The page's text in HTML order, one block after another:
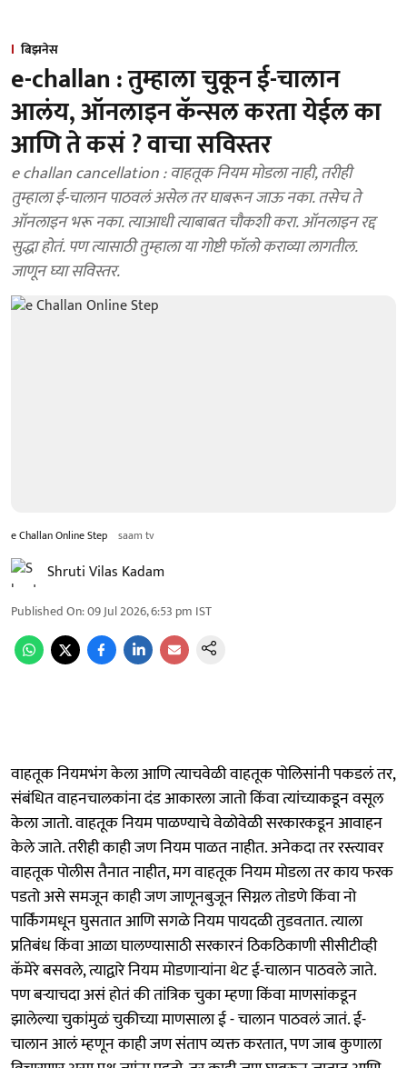
बिझनेस
e-challan : तुम्हाला चुकून ई-चालान
आलंय, ऑनलाइन कॅन्सल करता येईल का
आणि ते कसं ? वाचा सविस्तर
e challan cancellation : वाहतूक नियम मोडला नाही, तरीही
तुम्हाला ई-चालान पाठवलं असेल तर घाबरून जाऊ नका. तसेच ते
ऑनलाइन भरू नका. त्याआधी त्याबाबत चौकशी करा. ऑनलाइन रद्द
सुद्धा होतं. पण त्यासाठी तुम्हाला या गोष्टी फॉलो कराव्या लागतील.
जाणून घ्या सविस्तर.
e Challan Online Step saam tv
Shruti Vilas Kadam
Published On:09 Jul 2026, 6:53 pm IST
वाहतूक नियमभंग केला आणि त्याचवेळी वाहतूक पोलिसांनी पकडलं तर,
संबंधित वाहनचालकांना दंड आकारला जातो किंवा त्यांच्याकडून वसूल
केला जातो. वाहतूक नियम पाळण्याचे वेळोवेळी सरकारकडून आवाहन
केले जाते. तरीही काही जण नियम पाळत नाहीत. अनेकदा तर रस्त्यावर
वाहतूक पोलीस तैनात नाहीत, मग वाहतूक नियम मोडला तर काय फरक
पडतो असे समजून काही जण जाणूनबुजून सिग्नल तोडणे किंवा नो
पार्किंगमधून घुसतात आणि सगळे नियम पायदळी तुडवतात. त्याला
प्रतिबंध किंवा आळा घालण्यासाठी सरकारनं ठिकठिकाणी सीसीटीव्ही
कॅमेरे बसवले, त्याद्वारे नियम मोडणाऱ्यांना थेट ई-चालान पाठवले जाते.
पण बऱ्याचदा असं होतं की तांत्रिक चुका म्हणा किंवा माणसांकडून
झालेल्या चुकांमुळं चुकीच्या माणसाला ई - चालान पाठवलं जातं. ई-
चालान आलं म्हणून काही जण संताप व्यक्त करतात, पण जाब कुणाला